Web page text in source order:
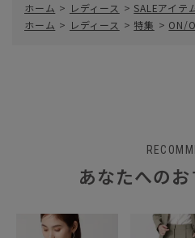
ホーム > レディース > SALEアイテ
ホーム > レディース > 特集 > ON/
あなたへの